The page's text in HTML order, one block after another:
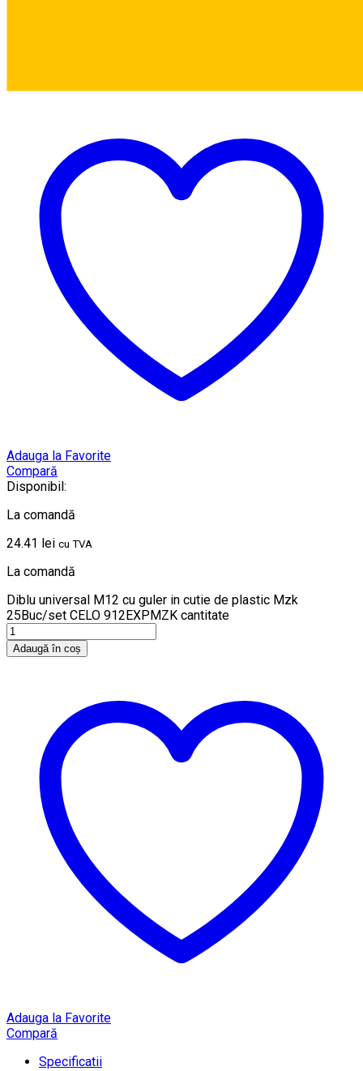
Adauga la Favorite
Compară
Disponibil:
La comandă
24.41 lei cu TVA
La comandă
Diblu universal M12 cu guler in cutie de plastic Mzk
25Buc/set CELO 912EXPMZK cantitate
Adaugă în coș
Adauga la Favorite
Compară
Specificatii